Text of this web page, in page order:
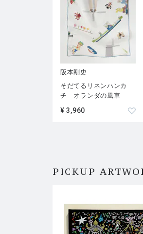
阪本剛史
そだてるリネンハンカ
チ オランダの風車
¥ 3,960
PICKUP